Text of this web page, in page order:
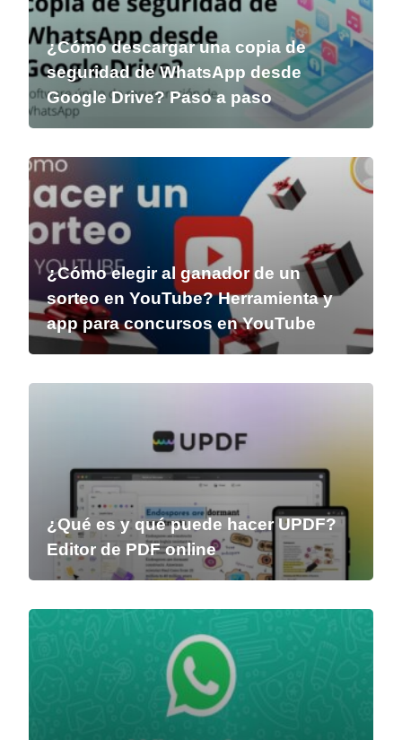
¿Cómo descargar una copia de
seguridad de WhatsApp desde
Google Drive? Paso a paso
¿Cómo elegir al ganador de un
sorteo en YouTube? Herramienta y
app para concursos en YouTube
¿Qué es y qué puede hacer UPDF?
Editor de PDF online